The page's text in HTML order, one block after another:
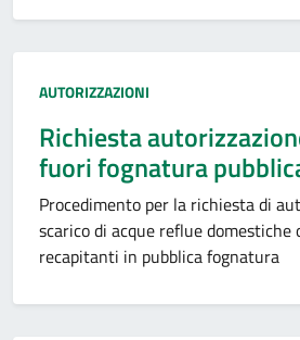
Categoria:
AUTORIZZAZIONI
Richiesta
fuori fognatura
Procedimento per la richiesta di
scarico di acque reflue domestiche
recapitanti in pubblica fognatura